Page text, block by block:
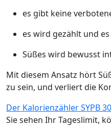
es gibt keine
es wird gezählt und
Süßes wird bewusst
Mit diesem Ansatz hört
zu sein, und verliert die
Der Kalorienzähler SYPB 30
Sie sehen Ihr Tageslimit,